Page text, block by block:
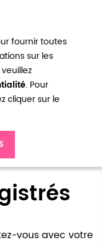
fournir toutes
sur les
. Pour
cliquer sur le
vous avec votre